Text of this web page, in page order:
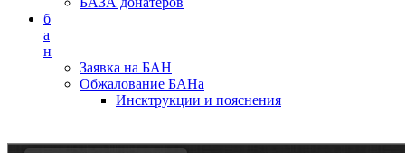
б
а
н
Заявка на БАН
Обжалование БАНа
Инсктрукции и пояснения